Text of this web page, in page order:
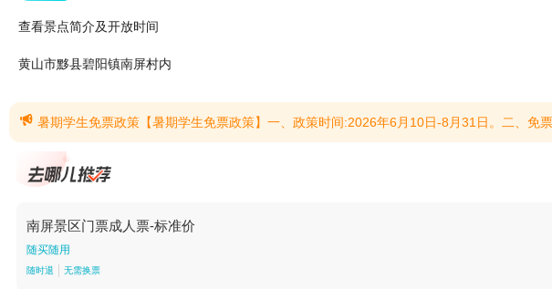
查看景点简介及开放时间
黄山市黟县碧阳镇南屏村内
 暑期学生免票政策【暑期学生免票政策】一、政策时间:2026年6月10日-8月31日。二、免票对象:1、2026年全国夏季中、高考学生;2、2026年全国全日制大学及以上应届毕业生(含专科、本科、硕士研究生和博士研究生毕
南屏景区门票成人票-标准价
随买随用
随时退 无需换票